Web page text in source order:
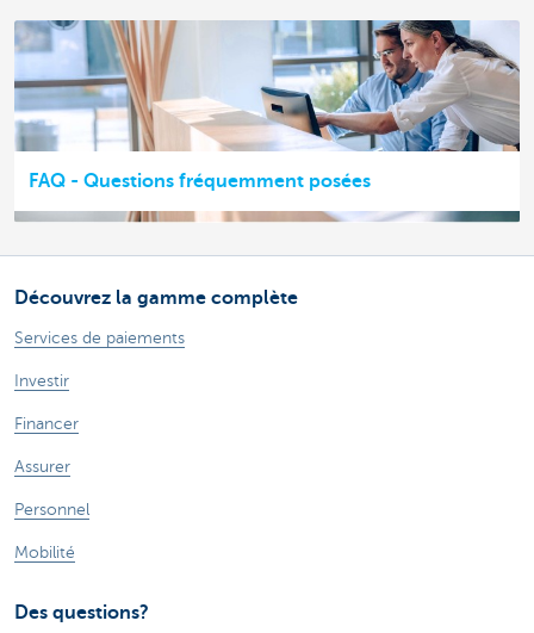
FAQ - Questions fréquemment posées
Découvrez la gamme complète
Services de paiements
Investir
Financer
Assurer
Personnel
Mobilité
Des questions?